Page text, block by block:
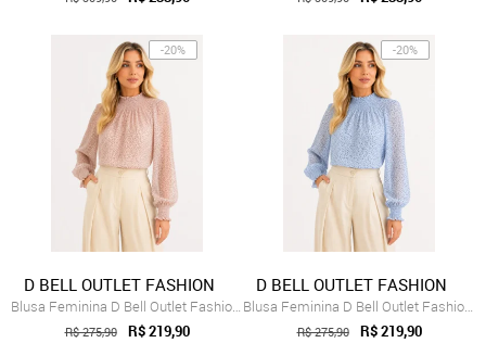
-20%
D BELL OUTLET FASHION
Blusa Feminina D Bell Outlet Fashion Chi...
R$ 275,90 R$ 219,90
-20%
D BELL OUTLET FASHION
Blusa Feminina D Bell Outlet Fashion Chi...
R$ 275,90 R$ 219,90